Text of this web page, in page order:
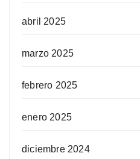
abril 2025
marzo 2025
febrero 2025
enero 2025
diciembre 2024